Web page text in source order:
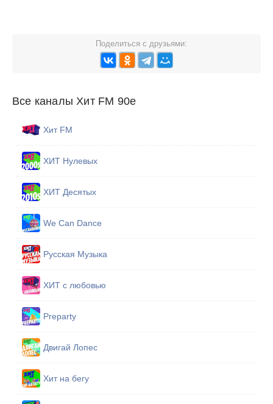
Поделиться с друзьями:
Все каналы Хит FM 90е
Хит FM
ХИТ Нулевых
ХИТ Десятых
We Can Dance
Русская Музыка
ХИТ с любовью
Preparty
Двигай Лопес
Хит на бегу